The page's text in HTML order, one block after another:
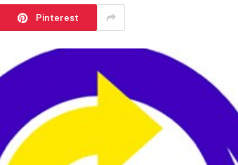
Pinterest